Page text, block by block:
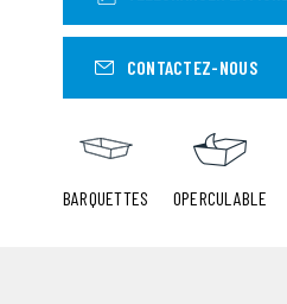
CONTACTEZ-NOUS
BARQUETTES OPERCULABLE